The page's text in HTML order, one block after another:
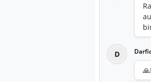
D